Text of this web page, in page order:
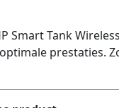
Tank
prestaties.